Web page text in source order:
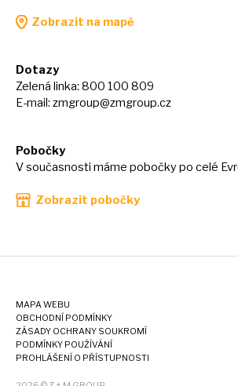
Zobrazit na mapě
Dotazy
Zelená linka: 800 100 809
E-mail: zmgroup@zmgroup.cz
Pobočky
V současnosti máme pobočky po celé
Zobrazit pobočky
MAPA WEBU
OBCHODNÍ PODMÍNKY
ZÁSADY OCHRANY SOUKROMÍ
PODMÍNKY POUŽÍVÁNÍ
PROHLÁŠENÍ O PŘÍSTUPNOSTI